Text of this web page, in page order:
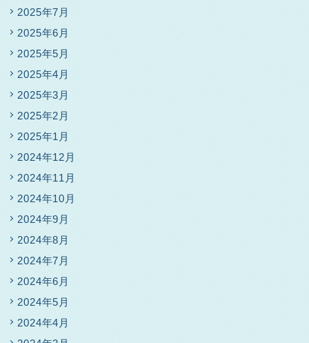
2025年7月
2025年6月
2025年5月
2025年4月
2025年3月
2025年2月
2025年1月
2024年12月
2024年11月
2024年10月
2024年9月
2024年8月
2024年7月
2024年6月
2024年5月
2024年4月